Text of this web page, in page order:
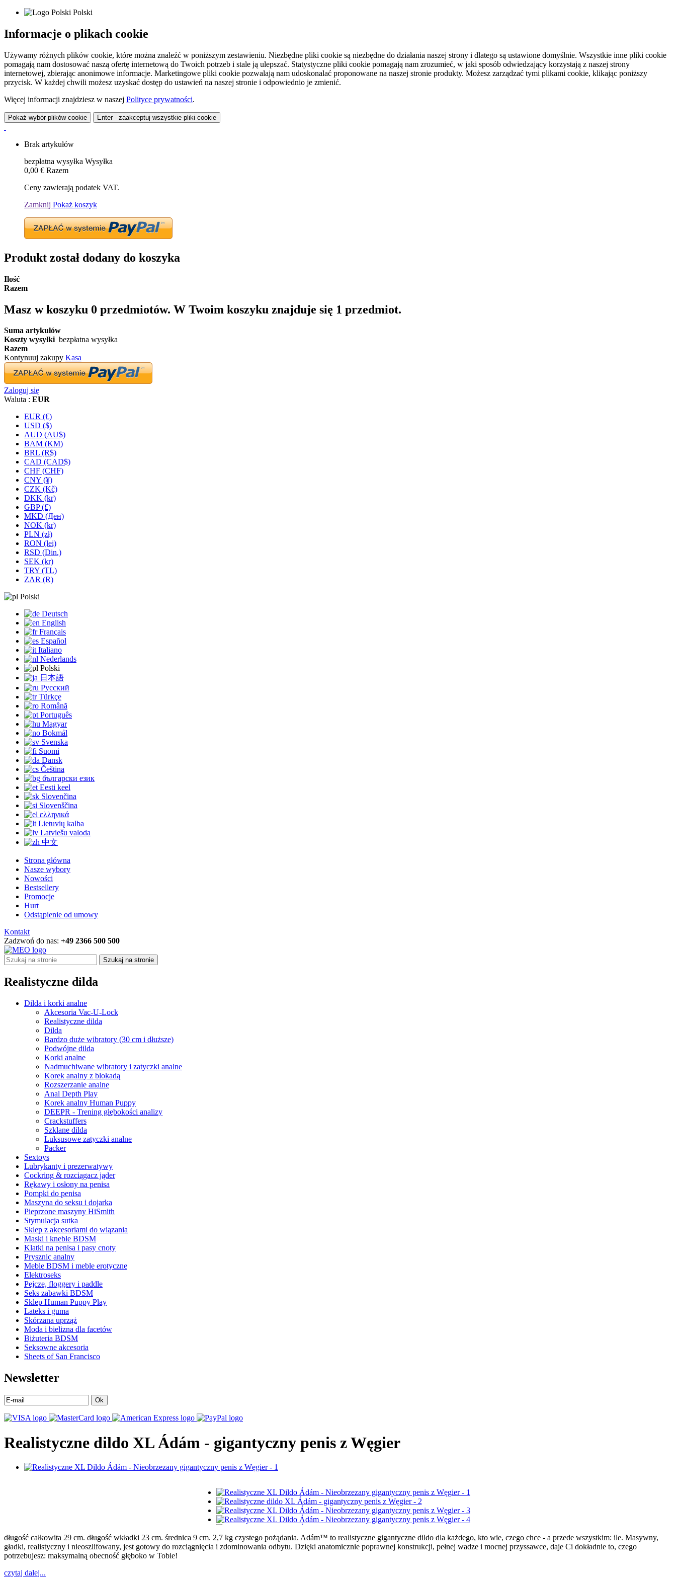
Polski
Informacje o plikach cookie
Używamy różnych plików cookie, które można znaleźć w poniższym zestawieniu. Niezbędne pliki cookie są niezbędne do działania naszej strony i dlatego są ustawione domyślnie. Wszystkie inne pliki cookie
pomagają nam dostosować naszą ofertę internetową do Twoich potrzeb i stale ją ulepszać. Statystyczne pliki cookie pomagają nam zrozumieć, w jaki sposób odwiedzający korzystają z naszej strony
internetowej, zbierając anonimowe informacje. Marketingowe pliki cookie pozwalają nam udoskonalać proponowane na naszej stronie produkty. Możesz zarządzać tymi plikami cookie, klikając poniższy
przycisk. W każdej chwili możesz uzyskać dostęp do ustawień na naszej stronie i odpowiednio je zmienić.
Więcej informacji znajdziesz w naszej Polityce prywatności.
Pokaż wybór plików cookie Enter - zaakceptuj wszystkie pliki cookie
Brak artykułów
bezpłatna wysyłka Wysyłka
0,00 € Razem
Ceny zawierają podatek VAT.
Zamknij Pokaż koszyk
Produkt został dodany do koszyka
Ilość
Razem
Masz w koszyku 0 przedmiotów. W Twoim koszyku znajduje się 1 przedmiot.
Suma artykułów
Koszty wysyłki bezpłatna wysyłka
Razem
Kontynuuj zakupy Kasa
Zaloguj się
Waluta : EUR
EUR (€)
USD ($)
AUD (AU$)
BAM (KM)
BRL (R$)
CAD (CAD$)
CHF (CHF)
CNY (¥)
CZK (Kč)
DKK (kr)
GBP (£)
MKD (Ден)
NOK (kr)
PLN (zł)
RON (lei)
RSD (Din.)
SEK (kr)
TRY (TL)
ZAR (R)
Polski
Deutsch
English
Français
Español
Italiano
Nederlands
Polski
日本語
Русский
Türkçe
Română
Português
Magyar
Bokmål
Svenska
Suomi
Dansk
Čeština
български език
Eesti keel
Slovenčina
Slovenščina
ελληνικά
Lietuvių kalba
Latviešu valoda
中文
Strona główna
Nasze wybory
Nowości
Bestsellery
Promocje
Hurt
Odstąpienie od umowy
Kontakt
Zadzwoń do nas: +49 2366 500 500
Szukaj na stronie
Realistyczne dilda
Dilda i korki analne
Akcesoria Vac-U-Lock
Realistyczne dilda
Dilda
Bardzo duże wibratory (30 cm i dłuższe)
Podwójne dilda
Korki analne
Nadmuchiwane wibratory i zatyczki analne
Korek analny z blokadą
Rozszerzanie analne
Anal Depth Play
Korek analny Human Puppy
DEEPR - Trening głębokości analizy
Crackstuffers
Szklane dilda
Luksusowe zatyczki analne
Packer
Sextoys
Lubrykanty i prezerwatywy
Cockring & rozciągacz jąder
Rękawy i osłony na penisa
Pompki do penisa
Maszyna do seksu i dojarka
Pieprzone maszyny HiSmith
Stymulacja sutka
Sklep z akcesoriami do wiązania
Maski i kneble BDSM
Klatki na penisa i pasy cnoty
Prysznic analny
Meble BDSM i meble erotyczne
Elektroseks
Pejcze, floggery i paddle
Seks zabawki BDSM
Sklep Human Puppy Play
Lateks i guma
Skórzana uprząż
Moda i bielizna dla facetów
Biżuteria BDSM
Seksowne akcesoria
Sheets of San Francisco
Newsletter
Ok
Realistyczne dildo XL Ádám - gigantyczny penis z Węgier
długość całkowita 29 cm. długość wkładki 23 cm. średnica 9 cm. 2,7 kg czystego pożądania. Adám™ to realistyczne gigantyczne dildo dla każdego, kto wie, czego chce - a przede wszystkim: ile. Masywny,
gładki, realistyczny i nieoszlifowany, jest gotowy do rozciągnięcia i zdominowania odbytu. Dzięki anatomicznie poprawnej konstrukcji, pełnej wadze i mocnej przyssawce, daje Ci dokładnie to, czego
potrzebujesz: maksymalną obecność głęboko w Tobie!
czytaj dalej...